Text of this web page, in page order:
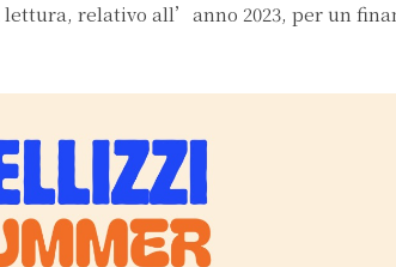
relativo all’anno 2023, per un